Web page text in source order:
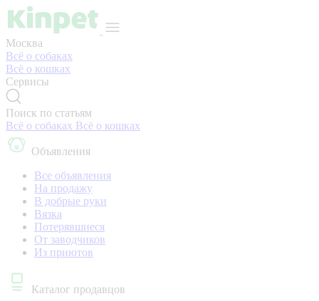
Москва
Всё о собаках
Всё о кошках
Сервисы
Поиск по статьям
Всё о собаках Всё о кошках
Объявления
Все объявления
На продажу
В добрые руки
Вязка
Потерявшиеся
От заводчиков
Из приютов
Каталог продавцов